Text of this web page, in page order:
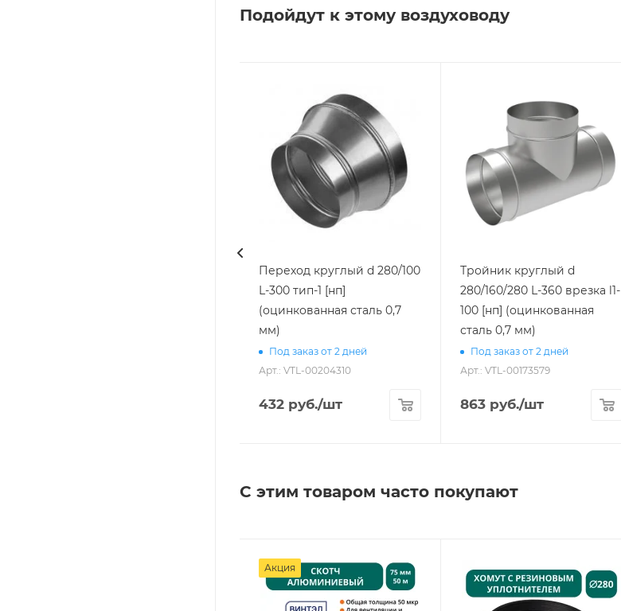
Подойдут к этому воздуховоду
Переход круглый d 280/100
L-300 тип-1 [нп]
(оцинкованная сталь 0,7
мм)
Под заказ от 2 дней
Арт.: VTL-00204310
432 руб./шт
Тройник круглый d
280/160/280 L-360 врезка l1-
100 [нп] (оцинкованная
сталь 0,7 мм)
Под заказ от 2 дней
Арт.: VTL-00173579
863 руб./шт
С этим товаром часто покупают
Акция